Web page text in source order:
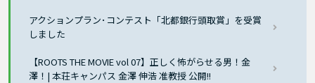
アクションプラン･コンテスト「北都銀行頭取賞」を受賞
しました
【ROOTS THE MOVIE vol 07】正しく怖がらせる男！金
澤！| 本荘キャンパス 金澤 伸浩 准教授 公開!!